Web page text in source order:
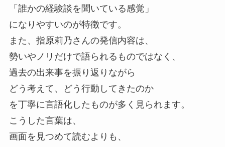
「誰かの経験談を聞いている感覚」
になりやすいのが特徴です。
また、指原莉乃さんの発信内容は、
勢いやノリだけで語られるものではなく、
過去の出来事を振り返りながら
どう考えて、どう行動してきたのか
を丁寧に言語化したものが多く見られます。
こうした言葉は、
画面を見つめて読むよりも、